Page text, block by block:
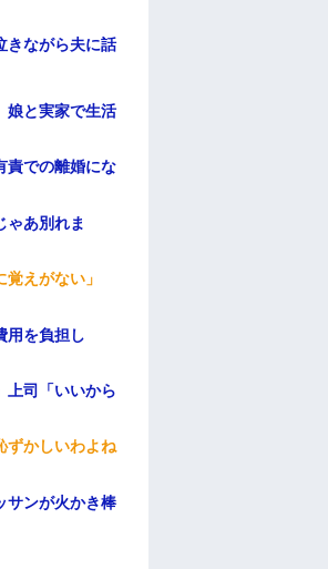
きながら夫に話
娘と実家で生活
責での離婚にな
ゃあ別れま
えがない」
用を負担し
上司「いいから
ずかしいわよね
サンが火かき棒